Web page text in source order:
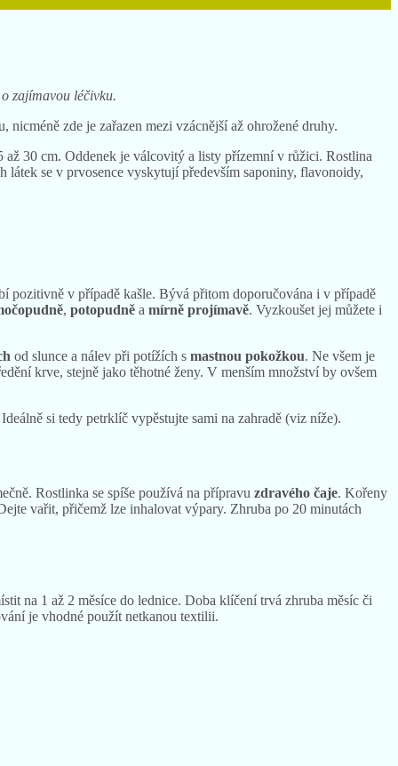
zajímavou léčivku.
zde je zařazen mezi vzácnější až ohrožené druhy.
30 cm. Oddenek je válcovitý a listy přízemní v růžici. Rostlina
se v prvosence vyskytují především saponiny, flavonoidy,
pozitivně v případě kašle. Bývá přitom doporučována i v případě
potopudně a mírně projímavě. Vyzkoušet jej můžete i
od slunce a nálev při potížích s mastnou pokožkou . Ne všem je
krve, stejně jako těhotné ženy. V menším množství by ovšem
si tedy petrklíč vypěstujte sami na zahradě (viz níže).
Rostlinka se spíše používá na přípravu zdravého čaje . Kořeny
vařit, přičemž lze inhalovat výpary. Zhruba po 20 minutách
na 1 až 2 měsíce do lednice. Doba klíčení trvá zhruba měsíc či
je vhodné použít netkanou textilii.